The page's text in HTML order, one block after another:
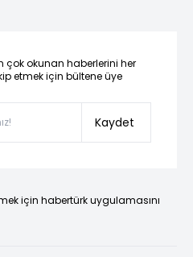
çok okunan haberlerini her
etmek için bültene üye
Kaydet
için habertürk uygulamasını